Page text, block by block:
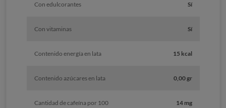
Con edulcorantes Sí
Con vitaminas Sí
Contenido energía en lata 15 kcal
Contenido azúcares en lata 0,00 gr
Cantidad de cafeína por 100
14 mg